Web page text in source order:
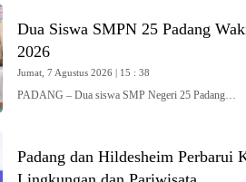
Dua Siswa SMPN 25 Padang
2026
Jumat, 7 Agustus 2026 | 15 : 38
PADANG – Dua siswa SMP Negeri 25 Padang…
Padang dan Hildesheim Perbarui